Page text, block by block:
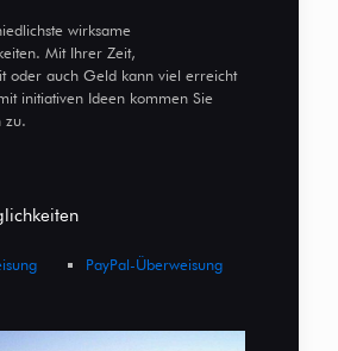
wirksame
Mit Ihrer Zeit,
oder auch Geld kann viel erreicht
initiativen Ideen kommen Sie
zu.
PayPal-Überweisung